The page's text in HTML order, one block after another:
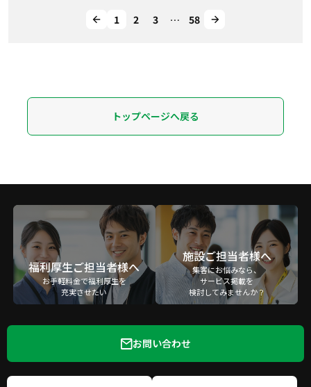
1 2 3 … 58
トップページへ戻る
福利厚生ご担当者様へ
お手軽料金で福利厚生を
充実させたい
施設ご担当者様へ
集客にお悩みなら、
サービス掲載を
検討してみませんか？
お問い合わせ